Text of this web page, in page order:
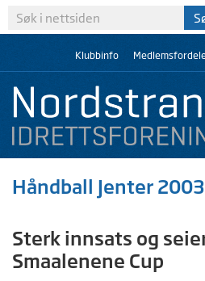
Klubbinfo
Håndball Jenter 2003
Sterk innsats og
Smaalenene Cup